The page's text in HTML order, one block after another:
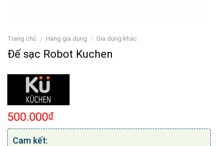
Trang chủ / Hàng gia dụng / Gia dụng khác
Đế sạc Robot Kuchen
500.000₫
Cam kết: